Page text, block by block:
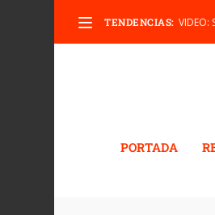
TENDENCIAS: VIDEO:
PORTADA